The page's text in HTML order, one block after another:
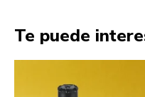
Te puede